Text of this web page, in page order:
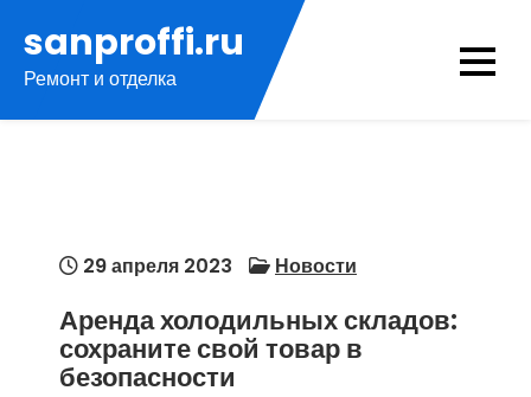
содержимому
sanproffi.ru
Ремонт и отделка
29 апреля 2023 Новости
Аренда холодильных складов:
сохраните свой товар в
безопасности